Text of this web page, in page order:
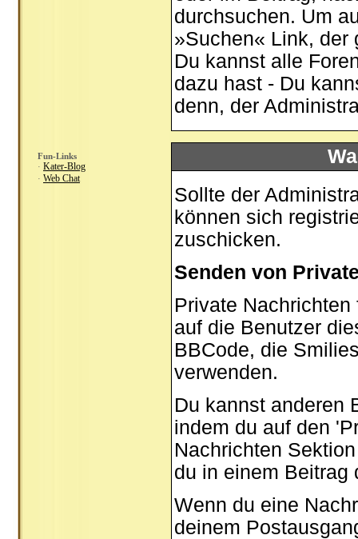
Fun-Links
· Kater-Blog
· Web Chat
durchsuchen. Um
»Suchen« Link, der
Du kannst alle
dazu hast - Du
denn, der
Sollte der
können sich
zuschicken.
Senden von
Private
auf die Benutzer
BBCode, die
verwenden.
Du kannst anderen
indem du auf den '
Nachrichten
du in einem
Wenn du eine
deinem